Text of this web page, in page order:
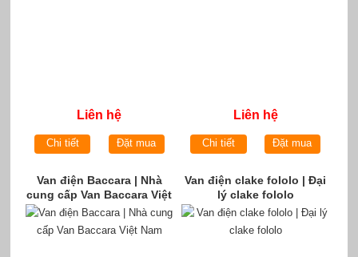
Liên hệ
Chi tiết Đặt mua
Liên hệ
Chi tiết Đặt mua
Van điện Baccara | Nhà
cung cấp Van Baccara Việt
Nam
Van điện clake fololo | Đại
lý clake fololo